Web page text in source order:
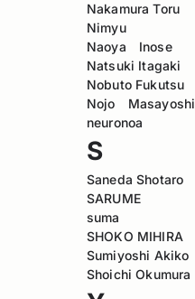
Nakamura Toru
Nimyu
Naoya Inose
Natsuki Itagaki
Nobuto Fukutsu
Nojo Masayoshi
neuronoa
S
Saneda Shotaro
SARUME
suma
SHOKO MIHIRA
Sumiyoshi Akiko
Shoichi Okumura